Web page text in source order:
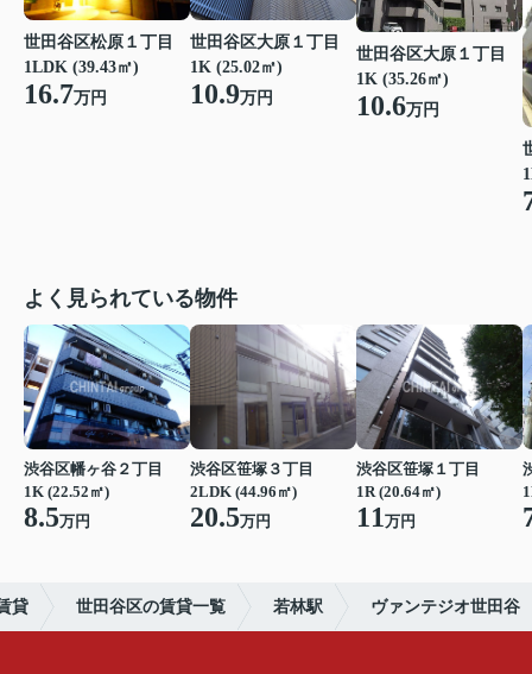
世田谷区松原１丁目
1LDK (39.43㎡)
16.7万円
世田谷区大原１丁目
1K (25.02㎡)
10.9万円
世田谷区大原１丁目
1K (35.26㎡)
10.6万円
よく見られている物件
渋谷区幡ヶ谷２丁目
1K (22.52㎡)
8.5万円
渋谷区笹塚３丁目
2LDK (44.96㎡)
20.5万円
渋谷区笹塚１丁目
1R (20.64㎡)
11万円
貸 世田谷区の賃貸一覧 若林駅 ヴァンテジオ世田谷